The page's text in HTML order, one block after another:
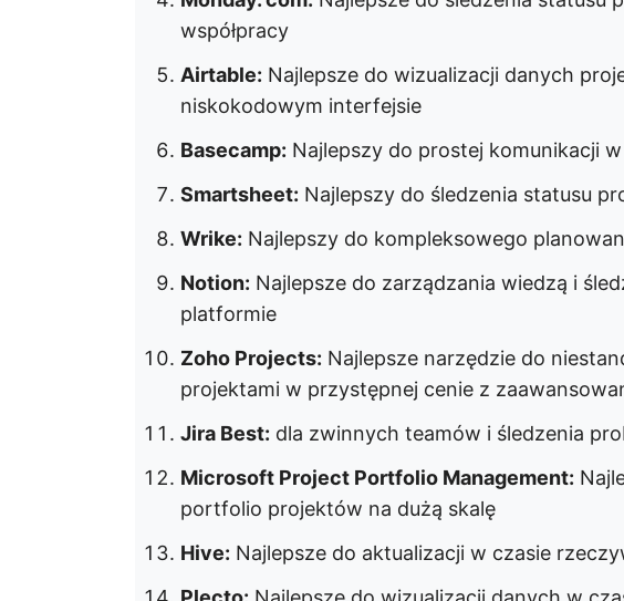
współpracy
Airtable: Najlepsze do wizualizacji danych
niskokodowym interfejsie
Basecamp: Najlepszy do prostej komunikacji
Smartsheet: Najlepszy do śledzenia statusu
Wrike: Najlepszy do kompleksowego
Notion: Najlepsze do zarządzania wiedzą i
platformie
Zoho Projects: Najlepsze narzędzie do
projektami w przystępnej cenie z
Jira Best: dla zwinnych teamów i śledzenia
Microsoft Project Portfolio Management:
portfolio projektów na dużą skalę
Hive: Najlepsze do aktualizacji w czasie